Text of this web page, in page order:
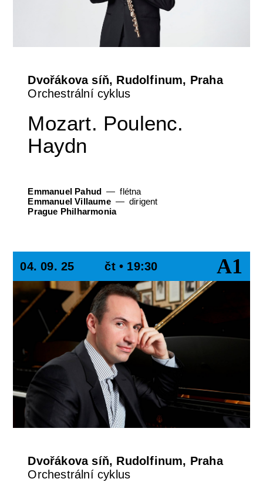
Dvořákova síň, Rudolfinum, Praha
Orchestrální cyklus
Mozart. Poulenc.
Haydn
Emmanuel Pahud
flétna
Emmanuel Villaume
dirigent
Prague Philharmonia
04. 09. 25 čt • 19:30 A1
Dvořákova síň, Rudolfinum, Praha
Orchestrální cyklus